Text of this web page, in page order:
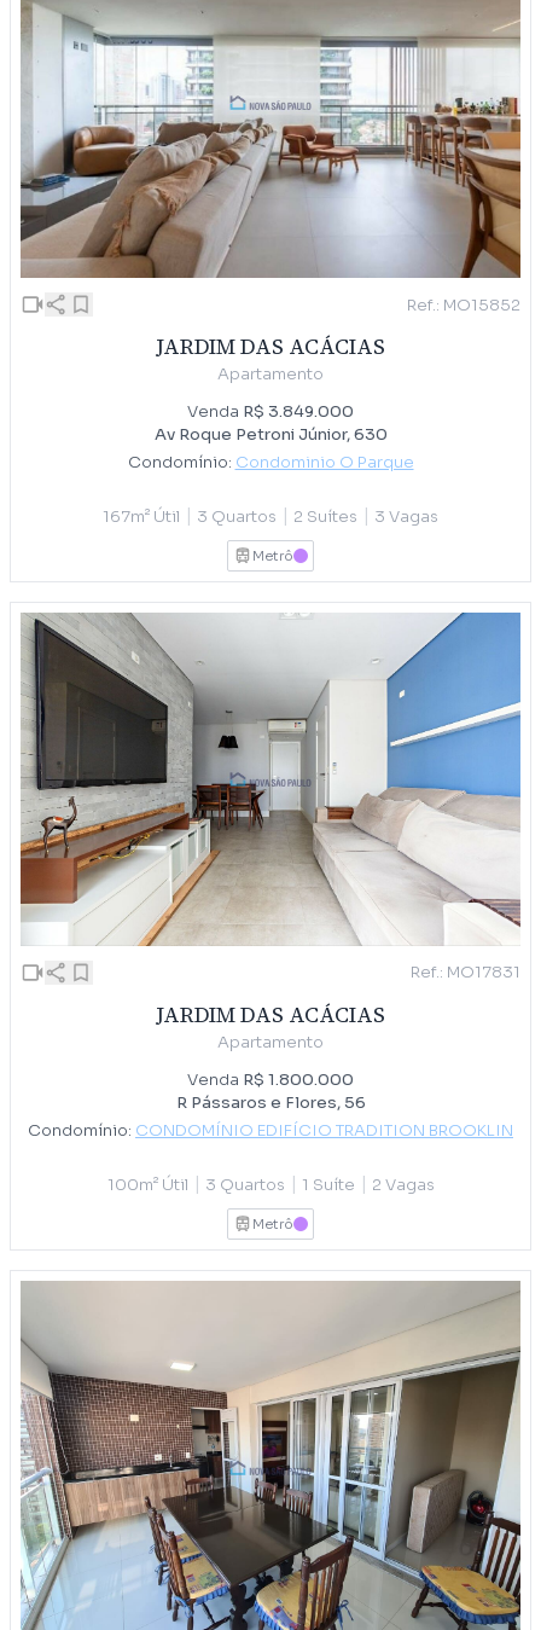
Ref.: MO15852
JARDIM DAS ACÁCIAS
Apartamento
Venda R$ 3.849.000
Av Roque Petroni Júnior, 630
Condomínio: Condominio O Parque
167m² Útil 3 Quartos 2 Suítes 3 Vagas
Metrô LILAS
Ref.: MO17831
JARDIM DAS ACÁCIAS
Apartamento
Venda R$ 1.800.000
R Pássaros e Flores, 56
Condomínio: CONDOMÍNIO EDIFÍCIO TRADITION BROOKLIN
100m² Útil | 3 Quartos | 1 Suíte | 2 Vagas
Metrô LILAS